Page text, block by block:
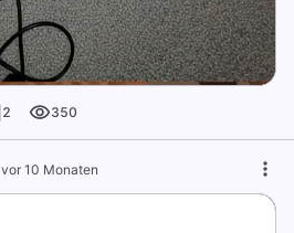
2 350
vor 10 Monaten